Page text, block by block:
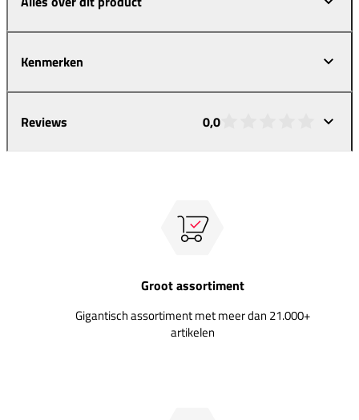
Kenmerken
Reviews 0,0
Groot assortiment
Gigantisch assortiment met meer dan 21.000+
artikelen